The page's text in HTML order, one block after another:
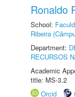
Ronaldo
School:
Ribeira
Department:
RECURSOS
Academic
title: MS-3.2
Orcid